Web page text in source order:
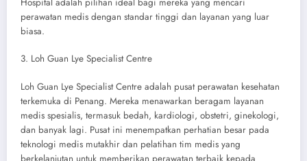
perawatan medis dengan standar tinggi dan layanan yang luar
biasa.
3. Loh Guan Lye Specialist Centre
Loh Guan Lye Specialist Centre adalah pusat perawatan kesehatan
terkemuka di Penang. Mereka menawarkan beragam layanan
medis spesialis, termasuk bedah, kardiologi, obstetri, ginekologi,
dan banyak lagi. Pusat ini menempatkan perhatian besar pada
teknologi medis mutakhir dan pelatihan tim medis yang
berkelanjutan untuk memberikan perawatan terbaik kepada